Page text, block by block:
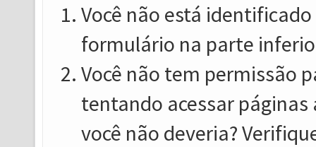
Você não está
formulário na parte
Você não tem permissão
tentando acessar
você não deveria?